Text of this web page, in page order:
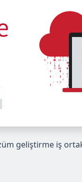
geliştirme iş